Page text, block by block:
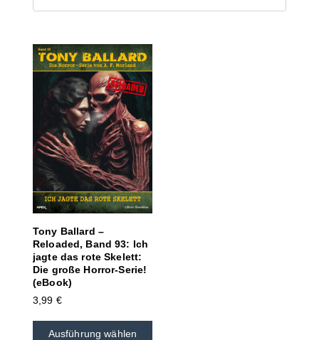
Tony Ballard –
Reloaded, Band 93: Ich
jagte das rote Skelett:
Die große Horror-Serie!
(eBook)
3,99 €
Ausführung wählen